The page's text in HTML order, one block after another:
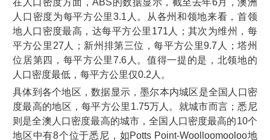
人口密度为每平方公里3.1人。从各州和领地来看，首领
地人口密度最高，达每平方公里171人；其次为维州，每
平方公里27人；新州排第三位，每平方公里9.7人；塔州
位居第四，每平方公里7.6人。值得一提的是，北领地的
人口密度最低，每平方公里仅0.2人。
具体到各个地区，数据显示，墨尔本内城区是全国人口密
度最高的地区，每平方公里1.75万人。就城市而言；悉尼
则是全澳人口密度最高的城市，全国人口密度最高的10个
地区中有8个位于悉尼，如Potts Point-Woolloomooloo地